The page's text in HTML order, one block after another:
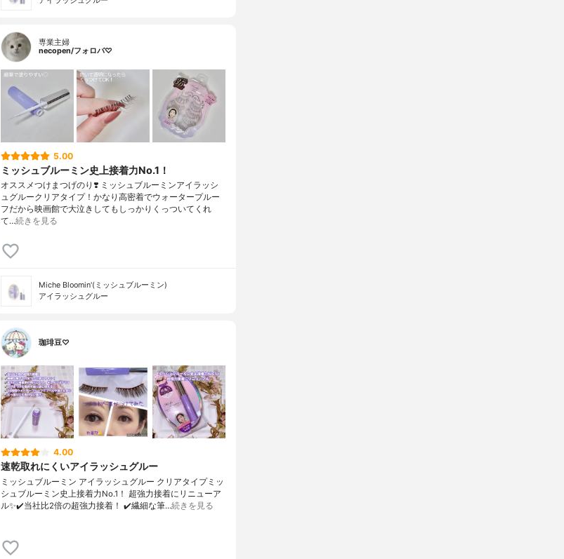
専業主婦
necopen/フォロバ♡
5.00
ミッシュブルーミン史上接着力No.1！
オススメつけまつげのり❣️ ミッシュブルーミンアイラッシ
ュグルークリアタイプ！かなり高密着でウォータープルー
フだから映画館で大泣きしてもしっかりくっついてくれ
て…続きを見る
Miche Bloomin'(ミッシュブルーミン)
アイラッシュグルー
珈琲豆♡
4.00
速乾取れにくいアイラッシュグルー
ミッシュブルーミン アイラッシュグルー クリアタイプミッ
シュブルーミン史上接着力No.1！ 超強力接着にリニューア
ル✨✔️当社比2倍の超強力接着！ ✔️繊細な筆…続きを見る